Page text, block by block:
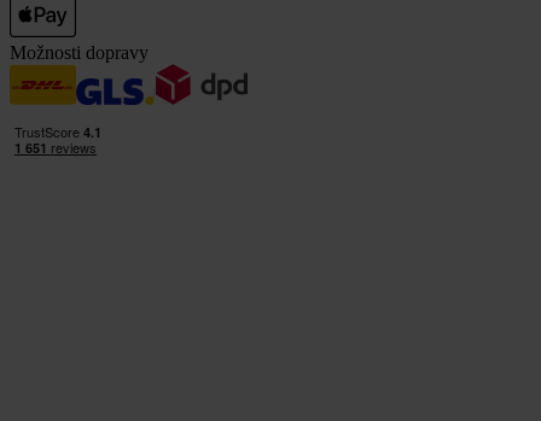
Možnosti dopravy